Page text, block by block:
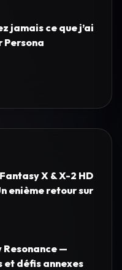
jamais ce que j’ai
Persona
X & X-2 HD
enième retour sur
Resonance —
et défis annexes